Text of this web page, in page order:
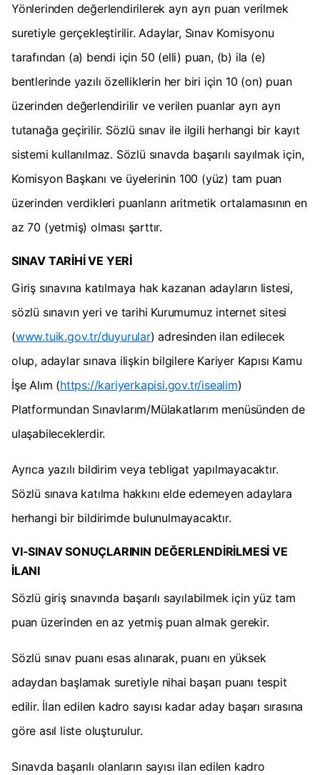
Yönlerinden değerlendirilerek ayrı ayrı puan verilmek
suretiyle gerçekleştirilir. Adaylar, Sınav Komisyonu
tarafından (a) bendi için 50 (elli) puan, (b) ila (e)
bentlerinde yazılı özelliklerin her biri için 10 (on) puan
üzerinden değerlendirilir ve verilen puanlar ayrı ayrı
tutanağa geçirilir. Sözlü sınav ile ilgili herhangi bir kayıt
sistemi kullanılmaz. Sözlü sınavda başarılı sayılmak için,
Komisyon Başkanı ve üyelerinin 100 (yüz) tam puan
üzerinden verdikleri puanların aritmetik ortalamasının en
az 70 (yetmiş) olması şarttır.
SINAV TARİHİ VE YERİ
Giriş sınavına katılmaya hak kazanan adayların listesi,
sözlü sınavın yeri ve tarihi Kurumumuz internet sitesi
(www.tuik.gov.tr/duyurular) adresinden ilan edilecek
olup, adaylar sınava ilişkin bilgilere Kariyer Kapısı Kamu
İşe Alım (https://kariyerkapisi.gov.tr/isealim)
Platformundan Sınavlarım/Mülakatlarım menüsünden de
ulaşabileceklerdir.
Ayrıca yazılı bildirim veya tebligat yapılmayacaktır.
Sözlü sınava katılma hakkını elde edemeyen adaylara
herhangi bir bildirimde bulunulmayacaktır.
VI-SINAV SONUÇLARININ DEĞERLENDİRİLMESİ VE
İLANI
Sözlü giriş sınavında başarılı sayılabilmek için yüz tam
puan üzerinden en az yetmiş puan almak gerekir.
Sözlü sınav puanı esas alınarak, puanı en yüksek
adaydan başlamak suretiyle nihai başarı puanı tespit
edilir. İlan edilen kadro sayısı kadar aday başarı sırasına
göre asıl liste oluşturulur.
Sınavda başarılı olanların sayısı ilan edilen kadro